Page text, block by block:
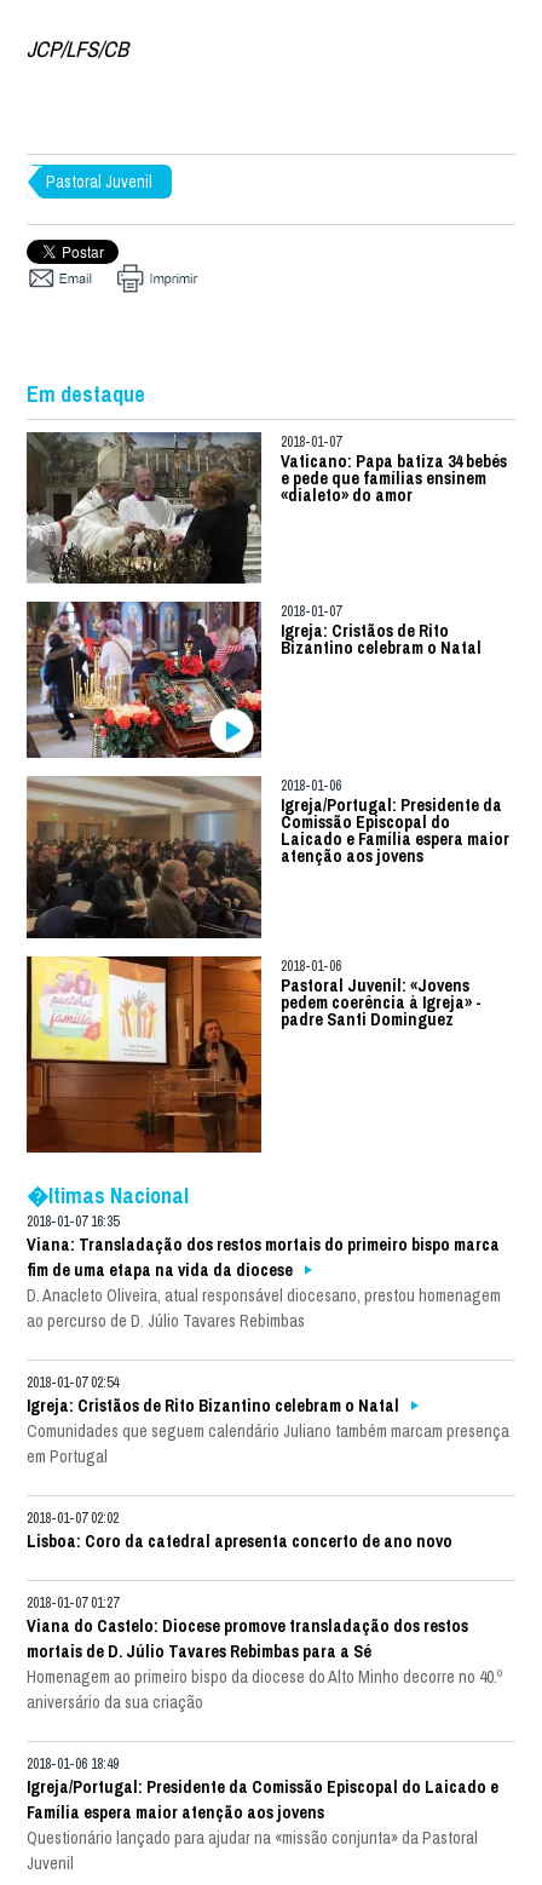
JCP/LFS/CB
Pastoral Juvenil
Em destaque
2018-01-07
Vaticano: Papa batiza 34 bebés
e pede que famílias ensinem
«dialeto» do amor
2018-01-07
Igreja: Cristãos de Rito
Bizantino celebram o Natal
2018-01-06
Igreja/Portugal: Presidente da
Comissão Episcopal do
Laicado e Família espera maior
atenção aos jovens
2018-01-06
Pastoral Juvenil: «Jovens
pedem coerência à Igreja» -
padre Santi Dominguez
�ltimas Nacional
2018-01-07 16:35
Viana: Transladação dos restos mortais do primeiro bispo marca
fim de uma etapa na vida da diocese
D. Anacleto Oliveira, atual responsável diocesano, prestou homenagem
ao percurso de D. Júlio Tavares Rebimbas
2018-01-07 02:54
Igreja: Cristãos de Rito Bizantino celebram o Natal
Comunidades que seguem calendário Juliano também marcam presença
em Portugal
2018-01-07 02:02
Lisboa: Coro da catedral apresenta concerto de ano novo
2018-01-07 01:27
Viana do Castelo: Diocese promove transladação dos restos
mortais de D. Júlio Tavares Rebimbas para a Sé
Homenagem ao primeiro bispo da diocese do Alto Minho decorre no 40.º
aniversário da sua criação
2018-01-06 18:49
Igreja/Portugal: Presidente da Comissão Episcopal do Laicado e
Família espera maior atenção aos jovens
Questionário lançado para ajudar na «missão conjunta» da Pastoral
Juvenil